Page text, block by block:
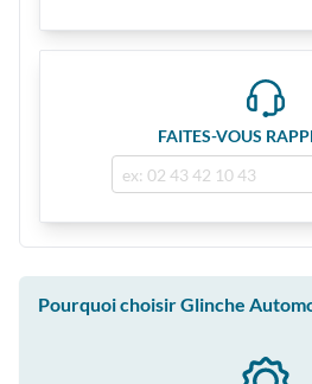
FAITES-VOUS
Pourquoi choisir Glinche